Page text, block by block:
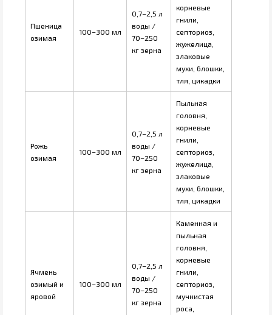
Пшеница
озимая
100–300 мл
0,7–2,5 л
воды /
70–250
кг зерна
корневые
гнили,
септориоз,
жужелица,
злаковые
мухи, блошки,
тля, цикадки
Рожь
озимая
100–300 мл
0,7–2,5 л
воды /
70–250
кг зерна
Пыльная
головня,
корневые
гнили,
септориоз,
жужелица,
злаковые
мухи, блошки,
тля, цикадки
Ячмень
озимый и
яровой
100–300 мл
0,7–2,5 л
воды /
70–250
кг зерна
Каменная и
пыльная
головня,
корневые
гнили,
септориоз,
мучнистая
роса,